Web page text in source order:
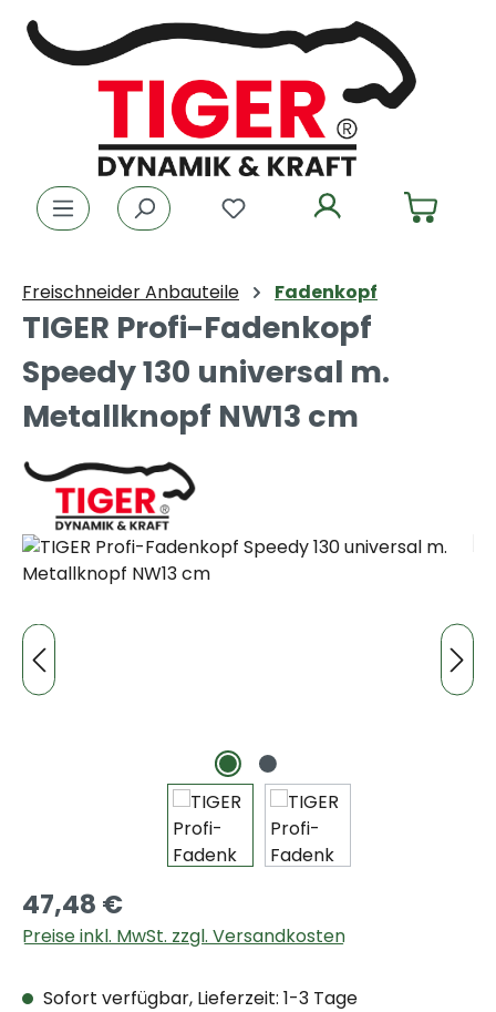
Zum Hauptinhalt springen
Du hast 0 Produkte auf
Freischneider Anbauteile Fadenkopf
TIGER Profi-Fadenkopf
Speedy 130 universal m.
Metallknopf NW13 cm
Bildergalerie überspringen
47,48 €
Preise inkl. MwSt. zzgl. Versandkosten
Sofort verfügbar, Lieferzeit: 1-3 Tage